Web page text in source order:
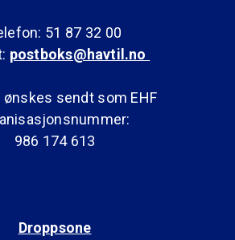
51 87 32 00
postboks@havtil.no
ønskes sendt som EHF
986 174 613
Droppsone